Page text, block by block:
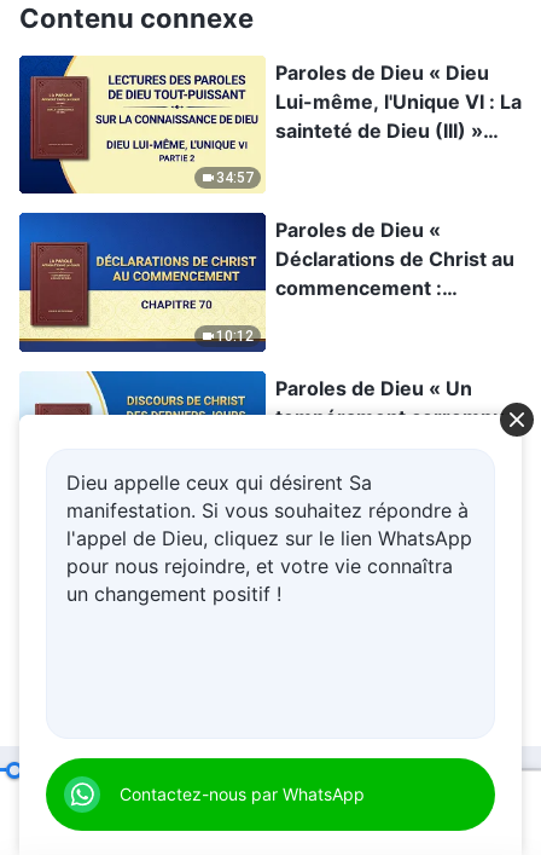
Contenu connexe
34:57
Paroles de Dieu « Dieu
Lui-même, l'Unique VI : La
sainteté de Dieu (III) »
10:12
Paroles de Dieu «
Déclarations de Christ au
commencement :
27:03
Paroles de Dieu « Un
tempérament corrompu
acceptant la vérité »
Partie 1
Paroles de Dieu « Les
responsabilités des
dirigeants et des ouvriers
Menu
Dieu appelle ceux qui désirent Sa
manifestation. Si vous souhaitez répondre à
l'appel de Dieu, cliquez sur le lien WhatsApp
pour nous rejoindre, et votre vie connaîtra
un changement positif !
Contactez-nous par WhatsApp
Dieu Lui-même, l’Unique III